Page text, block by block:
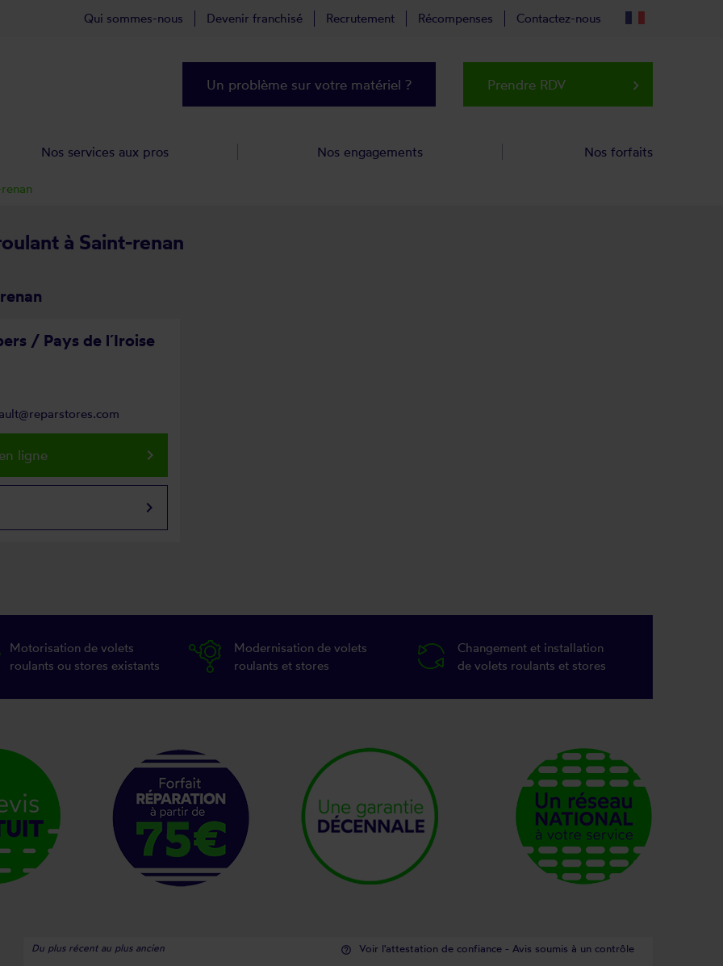
à Saint-renan
/ Pays de l´Iroise
ligne keyboard_arrow_right
keyboard_arrow_right
Motorisation de volets
roulants ou stores existants
Modernisation de volets
roulants et stores
Changement et installation
de volets roulants et stores
Du plus récent au plus ancien help_outline Voir l'attestation de confiance - Avis soumis à un contrôle
Qui sommes-nous Devenir franchisé Recrutement Récompenses Contactez-nous
Un problème sur votre matériel ? Prendre RDV keyboard_arrow_right
Nos services aux pros Nos engagements Nos forfaits